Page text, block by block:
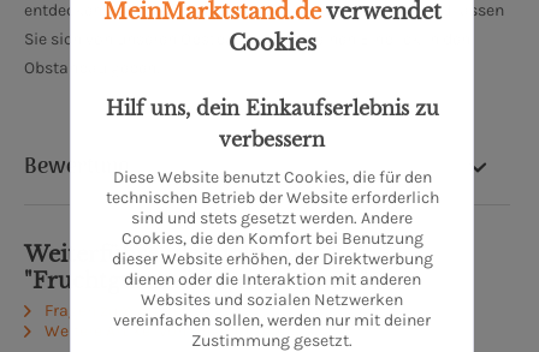
entdecken gibt. Schauen Sie auch hinter die Kulissen und lassen
Sie sich von unseren Obstbaumeistern einen Einblick in den
Obstanbau geben.
Bewertung
Weiterführende Links zu
"Fruchtgummibären Mix bunt"
Fragen zum Artikel?
Weitere Artikel von Obsthof Lefers
MeinMarktstand.deverwendet
Cookies
Hilf uns, dein Einkaufserlebnis zu
verbessern
Diese Website benutzt Cookies, die für den
technischen Betrieb der Website erforderlich
sind und stets gesetzt werden. Andere
Cookies, die den Komfort bei Benutzung
dieser Website erhöhen, der Direktwerbung
dienen oder die Interaktion mit anderen
Websites und sozialen Netzwerken
vereinfachen sollen, werden nur mit deiner
Zustimmung gesetzt.